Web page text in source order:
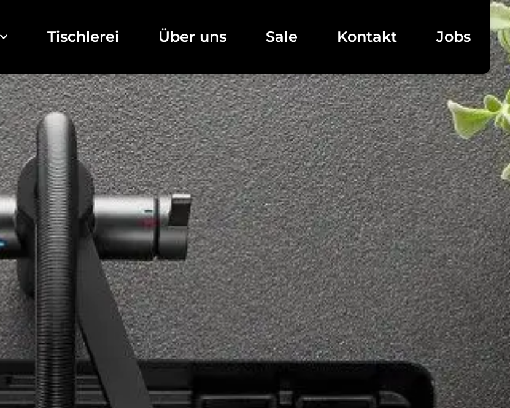
Tischlerei Über uns Sale Kontakt Jobs
Küchenstudio
Unsere Projekte
Brigitte Küchen
Sachsenküchen
Tischlerei
Über uns
Sale
Kontakt
Jobs